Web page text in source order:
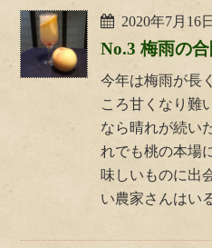
2020年7月16日
No.3 梅雨の
今年は梅雨が長
ころ甘くなり難
なら晴れが続い
れでも桃の本場
味しいものに出
い農家さんはい